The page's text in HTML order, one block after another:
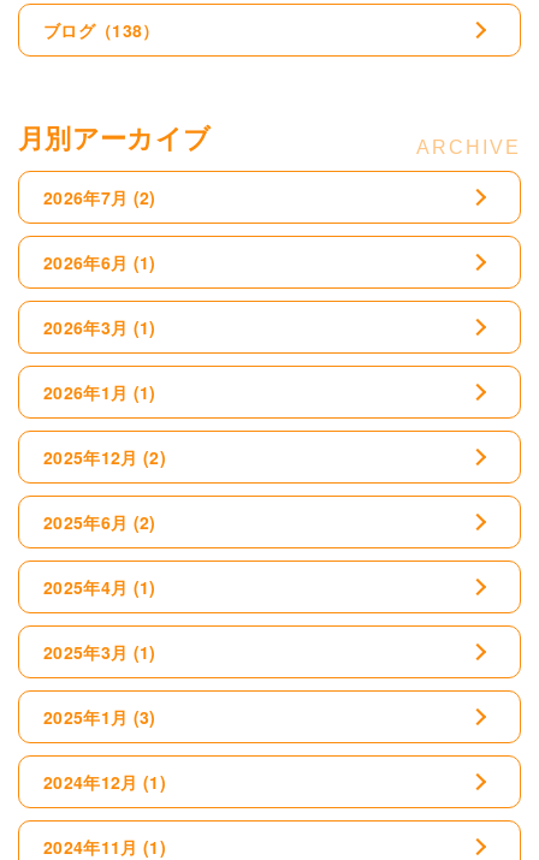
ブログ（138）
月別アーカイブ
2026年7月 (2)
2026年6月 (1)
2026年3月 (1)
2026年1月 (1)
2025年12月 (2)
2025年6月 (2)
2025年4月 (1)
2025年3月 (1)
2025年1月 (3)
2024年12月 (1)
2024年11月 (1)